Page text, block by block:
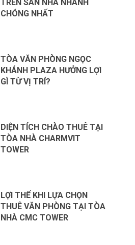
TRÊN SÀN NHÀ NHANH
CHÓNG NHẤT
TÒA VĂN PHÒNG NGỌC
KHÁNH PLAZA HƯỞNG LỢI
GÌ TỪ VỊ TRÍ?
DIỆN TÍCH CHÀO THUÊ TẠI
TÒA NHÀ CHARMVIT
TOWER
LỢI THẾ KHI LỰA CHỌN
THUÊ VĂN PHÒNG TẠI TÒA
NHÀ CMC TOWER